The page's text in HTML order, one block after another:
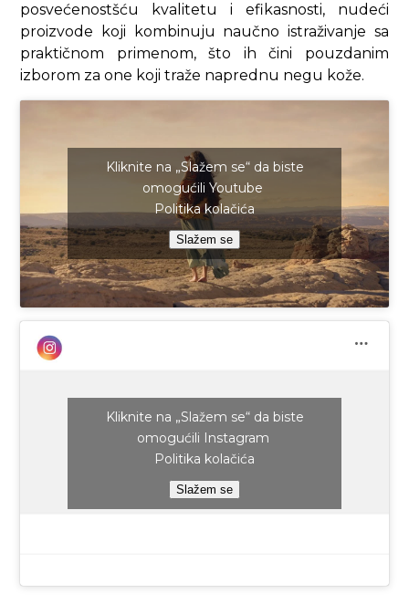
posvećenostšću kvalitetu i efikasnosti, nudeći
proizvode koji kombinuju naučno istraživanje sa
praktičnom primenom, što ih čini pouzdanim
izborom za one koji traže naprednu negu kože.
Kliknite na „Slažem se“ da biste
omogućili Youtube
Politika kolačića
Slažem se
Kliknite na „Slažem se“ da biste
omogućili Instagram
Politika kolačića
Slažem se